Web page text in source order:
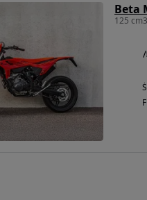
Beta
125